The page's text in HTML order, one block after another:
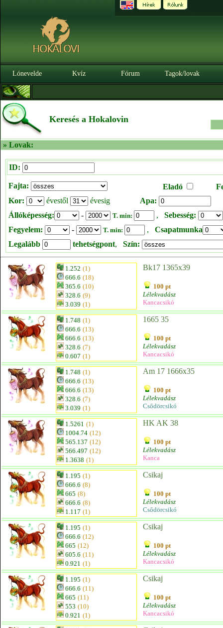
Lónevelde Kvíz Fórum Tagok/lovak
Keresés a Hokalovin
» Lovak:
ID:
Fajta: Eladó
Kor:
évestől évesig
Apa:
Állóképesség:
- T. min: , Sebesség:
Fegyelem:
- T. min: , Csapatmunka
Legalább
tehetségpont, Szín:
1.252 (1)
666.6 (18)
365.6 (10)
328.6 (9)
3.039 (1)
Bk17 1365x39
100 pt
Lélekvadász
Kancacsikó
1.748 (1)
666.6 (13)
666.6 (13)
328.6 (7)
0.607 (1)
1665 35
100 pt
Lélekvadász
Kancacsikó
1.748 (1)
666.6 (13)
666.6 (13)
328.6 (7)
3.039 (1)
Am 17 1666x35
100 pt
Lélekvadász
Csődörcsikó
1.5261 (1)
1004.74 (12)
565.137 (12)
566.497 (12)
1.3638 (1)
HK AK 38
100 pt
Lélekvadász
Kanca
1.195 (1)
666.6 (8)
665 (8)
666.6 (8)
1.117 (1)
Csikaj
100 pt
Lélekvadász
Csődörcsikó
1.195 (1)
666.6 (12)
665 (12)
605.6 (11)
0.921 (1)
Csikaj
100 pt
Lélekvadász
Kancacsikó
1.195 (1)
666.6 (11)
665 (11)
553 (10)
0.921 (1)
Csikaj
100 pt
Lélekvadász
Kancacsikó